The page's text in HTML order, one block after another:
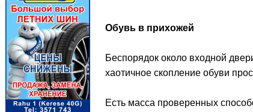
Обувь в прихожей
Беспорядок около входной
хаотичное скопление обуви
Есть масса проверенных